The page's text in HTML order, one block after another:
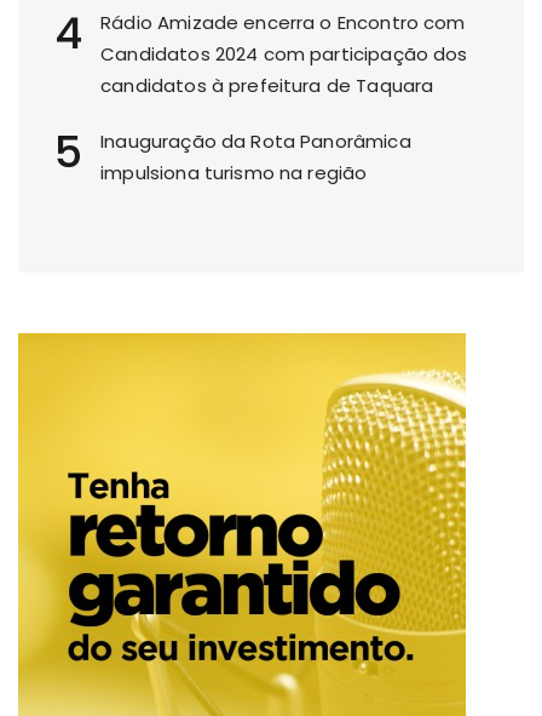
4
Rádio Amizade encerra o Encontro com
Candidatos 2024 com participação dos
candidatos à prefeitura de Taquara
5
Inauguração da Rota Panorâmica
impulsiona turismo na região